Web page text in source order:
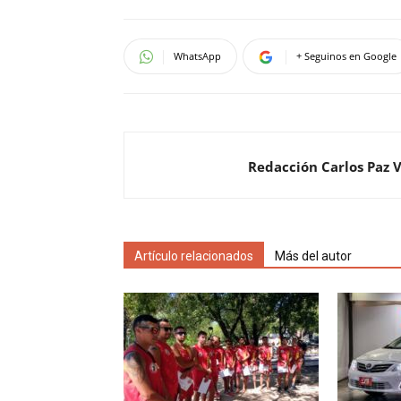
WhatsApp + Seguinos en Google
Redacción Carlos Paz
Artículo relacionados Más del autor